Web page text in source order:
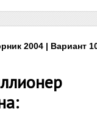
2004 | Вариант